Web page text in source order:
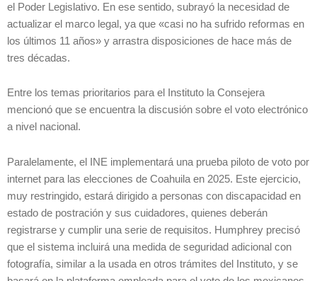
el Poder Legislativo. En ese sentido, subrayó la necesidad de
actualizar el marco legal, ya que «casi no ha sufrido reformas en
los últimos 11 años» y arrastra disposiciones de hace más de
tres décadas.
Entre los temas prioritarios para el Instituto la Consejera
mencionó que se encuentra la discusión sobre el voto electrónico
a nivel nacional.
Paralelamente, el INE implementará una prueba piloto de voto por
internet para las elecciones de Coahuila en 2025. Este ejercicio,
muy restringido, estará dirigido a personas con discapacidad en
estado de postración y sus cuidadores, quienes deberán
registrarse y cumplir una serie de requisitos. Humphrey precisó
que el sistema incluirá una medida de seguridad adicional con
fotografía, similar a la usada en otros trámites del Instituto, y se